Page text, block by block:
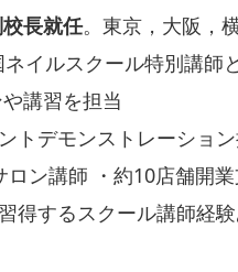
長就任。東京，大阪，
イルスクール特別講師
講習を担当
トデモンストレーショ
ン講師 ・約10店舗開業
得するスクール講師経験